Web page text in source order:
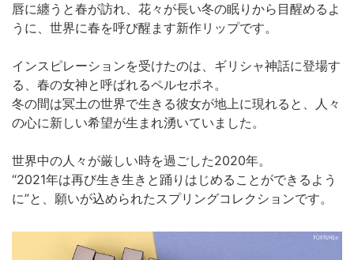
唇に纏うと春が訪れ、花々が長い冬の眠りから目醒めるよ
うに、世界に春を呼び醒ます新作リップです。
インスピレーションを受けたのは、ギリシャ神話に登場す
る、春の女神と呼ばれるペルセポネ。
冬の間は冥土の世界で生きる彼女が地上に現れると、人々
の心に新しい希望が生まれ湧いていました。
世界中の人々が厳しい時を過ごした2020年。
“2021年は再び生き生きと踊りはじめることができるよう
に”と、願いが込められたスプリングコレクションです。